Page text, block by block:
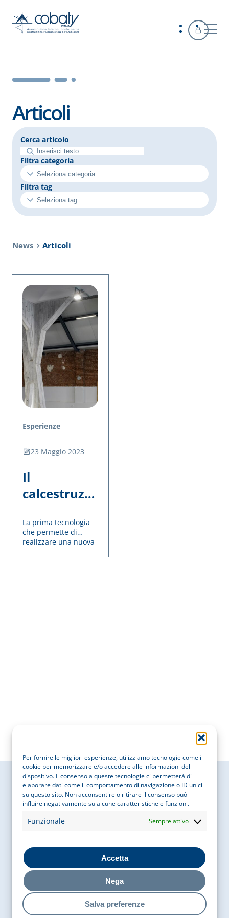
Per fornire le migliori esperienze, utilizziamo tecnologie come i
cookie per memorizzare e/o accedere alle informazioni del
dispositivo. Il consenso a queste tecnologie ci permetterà di
elaborare dati come il comportamento di navigazione o ID unici
su questo sito. Non acconsentire o ritirare il consenso può
influire negativamente su alcune caratteristiche e funzioni.
Funzionale Sempre attivo
Accetta
Nega
Salva preferenze
Articoli
Cerca articolo
Filtra categoria
Filtra tag
News Articoli
Esperienze
23 Maggio 2023
Il
calcestruzzo
generazione
La prima tecnologia
che permette di
realizzare una nuova
Cobaty Italia
Via Bigli 15, 20121, Milano
P. IVA
97087610156